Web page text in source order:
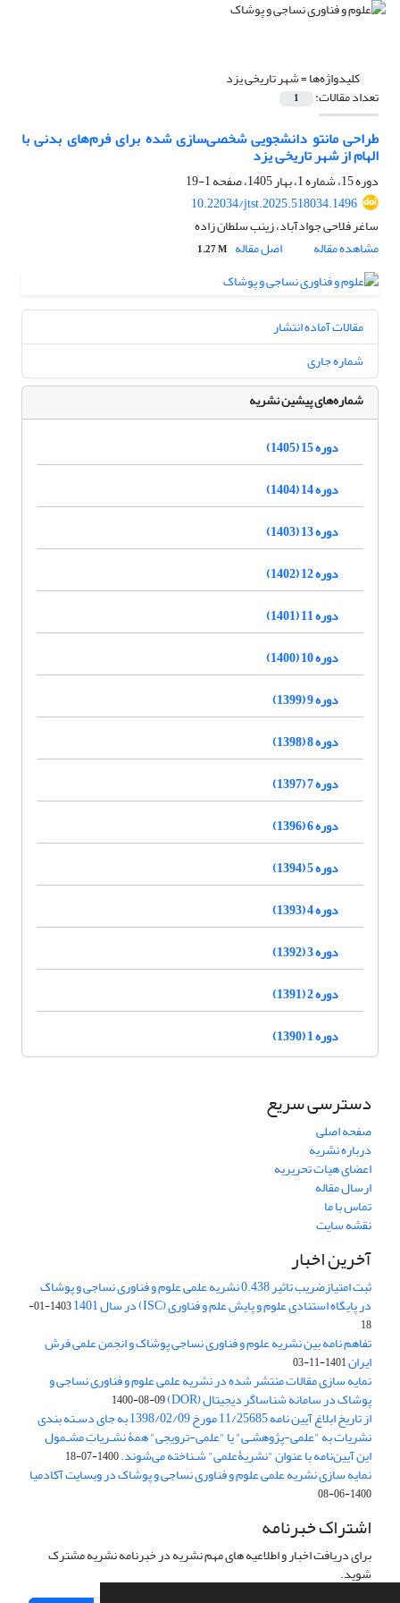
کلیدواژه‌ها =شهر تاریخی یزد
تعداد مقالات: 1
طراحی مانتو دانشجویی شخصی‌سازی شده برای فرم‌های بدنی با
الهام از شهر تاریخی یزد
دوره 15، شماره 1، بهار 1405، صفحه
1-19
10.22034/jtst.2025.518034.1496
ساغر فلاحی جوادآباد، زینب سلطان زاده
مشاهده مقاله
اصل مقاله 1.27 M
مقالات آماده انتشار
شماره جاری
شماره‌های پیشین نشریه
دوره 15 (1405)
دوره 14 (1404)
دوره 13 (1403)
دوره 12 (1402)
دوره 11 (1401)
دوره 10 (1400)
دوره 9 (1399)
دوره 8 (1398)
دوره 7 (1397)
دوره 6 (1396)
دوره 5 (1394)
دوره 4 (1393)
دوره 3 (1392)
دوره 2 (1391)
دوره 1 (1390)
دسترسی سریع
صفحه اصلی
درباره نشریه
اعضای هیات تحریریه
ارسال مقاله
تماس با ما
نقشه سایت
آخرین اخبار
ثبت امتیازضریب تاثیر 0.438 نشریه علمی علوم و فناوری نساجی و پوشاک
در پایگاه استنادی علوم و پایش علم و فناوری (ISC) در سال 1401
1403-01-
18
تفاهم نامه بین نشریه علوم و فناوری نساجی پوشاک و انجمن علمی فرش
ایران1401-11-03
نمایه سازی مقالات منتشر شده در نشریه علمی علوم و فناوری نساجی و
پوشاک در سامانه شناساگر دیجیتال (DOR) 1400-08-09
از تاریخ ابلاغ آیین نامه 11/25685 مورخ 1398/02/09 به جای دسـته بندی
نشریات به "علمی-پژوهشـی" یا "علمی-ترویجی" همۀ نشـریاتِ مشـمول
این آیین‌نامه با عنوان "نشریۀعلمی" شـناخته می‌شوند.1400-07-18
نمایه سازی نشریه علمی علوم و فناوری نساجی و پوشاک در وبسایت آکادمیا
1400-06-08
اشتراک خبرنامه
برای دریافت اخبار و اطلاعیه های مهم نشریه در خبرنامه نشریه مشترک
شوید.